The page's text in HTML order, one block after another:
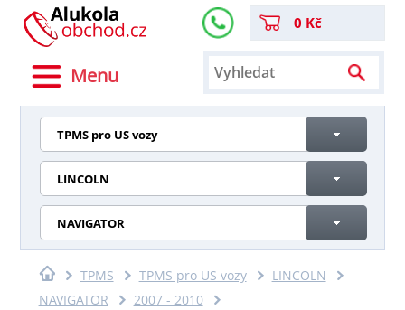
Menu
0 Kč
TPMS pro US vozy
LINCOLN
NAVIGATOR
TPMS TPMS pro US vozy
LINCOLN
NAVIGATOR
2007 - 2010